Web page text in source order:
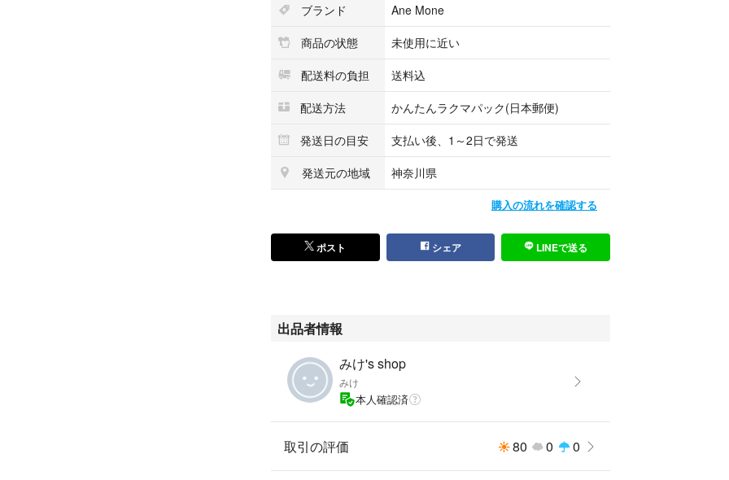
小ぶりのサイズ感が
上品な雰囲気に導きます
「ステンレス素材」のアクセサリーは
金属アレルギーや変色を起こしにくく
デイリー使いにぴったりの優秀アイテム
※ATTENTION※
■【ゴールド】は変色しにくい加工を施しておりますが、ご使用状況
ご使用後は柔らかい布などでふき取りのお手入れや、メッキ製品同様
の付け外しをお勧めいたします。
■全ての方がアレルギーを起こさないという保証はできかねますの
商品詳細
素材
ゴールド キュービックジルコニア
ステンレス（IPコーティング）
商品番号：DG660004P
ブランド
Ane Mone
商品の状態
未使用に近い
配送料の負担
送料込
配送方法
かんたんラクマパック(日本郵便)
発送日の目安
支払い後、1～2日で発送
発送元の地域
神奈川県
購入の流れを確認する
ポスト シェア LINEで送る
出品者情報
みけ's shop
みけ
本人確認済
取引の評価 80 0 0